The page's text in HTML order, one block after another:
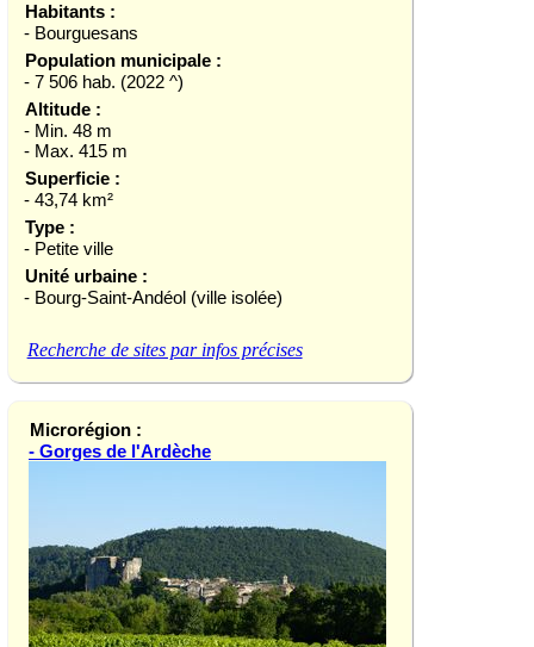
Habitants :
- Bourguesans
Population municipale :
- 7 506 hab. (2022 ^)
Altitude :
- Min. 48 m
- Max. 415 m
Superficie :
- 43,74 km²
Type :
- Petite ville
Unité urbaine :
- Bourg-Saint-Andéol (ville isolée)
Recherche de sites par infos précises
Microrégion :
- Gorges de l'Ardèche